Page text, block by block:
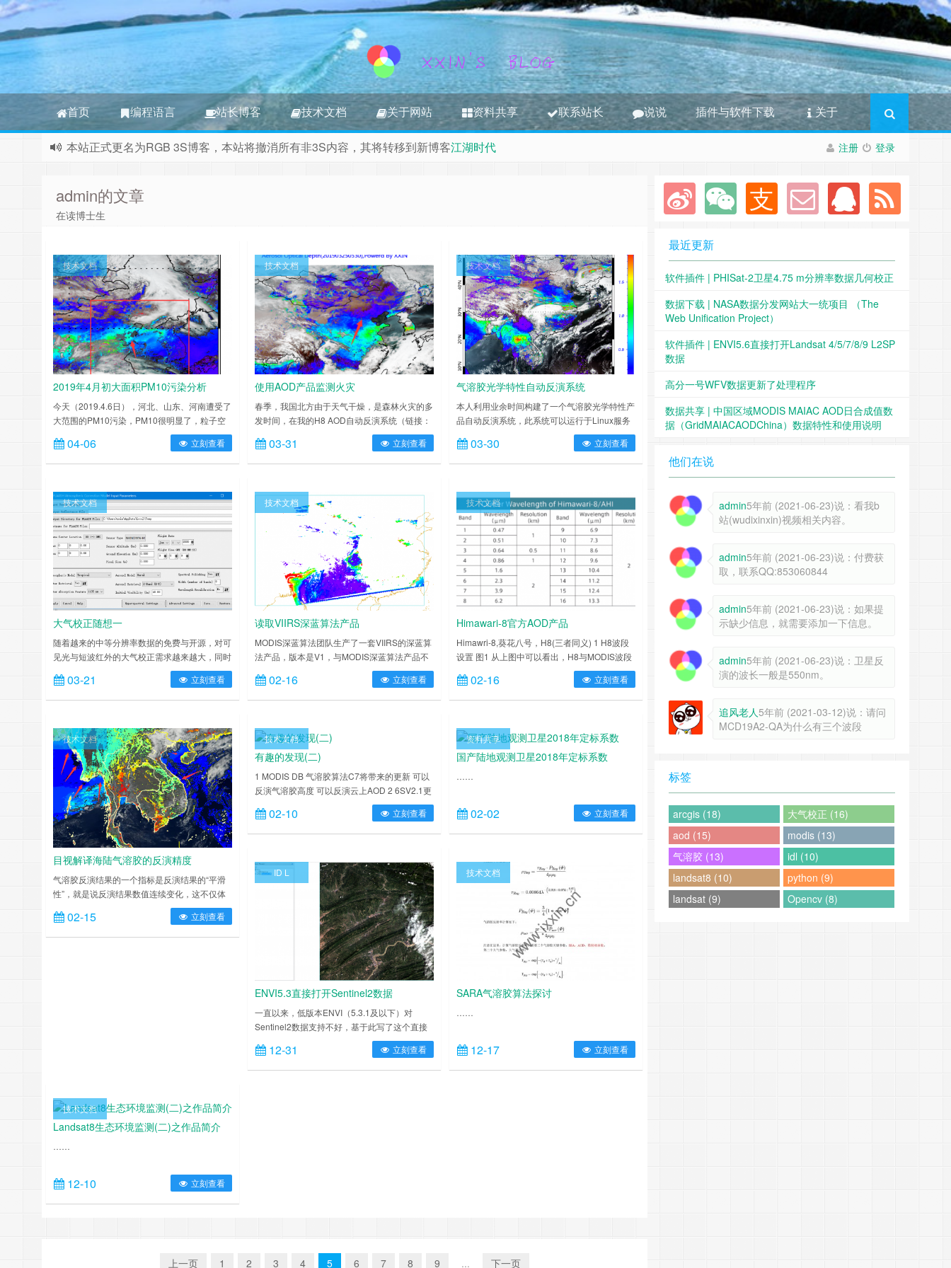
首页 编程语言 站长博客 技术文档 关于网站 资料共享 联系站长 说说 插件与软件下载 关于
注册 登录
本站正式更名为RGB 3S博客，本站将撤消所有非3S内容，其将转移到新博客江湖时代
admin的文章
在读博士生
技术文档
2019年4月初大面积PM10污染分析
今天（2019.4.6日），河北、山东、河南遭受了
大范围的PM10污染，PM10很明显了，粒子空
气动力学半径小于10um的气溶胶了，说白了就
是沙尘污染，轻则扬沙，重则沙尘暴。 晚20点
的PM10分布： 晚20点PM2.5分布： 晚20点AQI
号说起： 这次污染首先是从东北开始的我们看
PM10站点监测（上午……
04-06 立刻查看
技术文档
使用AOD产品监测火灾
春季，我国北方由于天气干燥，是森林火灾的多
发时间，在我的H8 AOD自动反演系统（链接：
https://www.ixxin.cn/2019/03/30/aopainversionsystem/）
建立之初，就成功捕捉到了多次火灾过程，下面
来看一下： 2019.3.25 河北 下午13:30 下午
03-31 立刻查看
技术文档
气溶胶光学特性自动反演系统
本人利用业余时间构建了一个气溶胶光学特性产
品自动反演系统，此系统可以运行于Linux服务
器或者Windows服务器，目前运行在阿里云主
机（Windows）上，运行稳定。目前输入数据
源是日本葵花8号（Himawari-8，H8）卫星数
SSA），后期如果风云四号（FY-4）数据源可以
稳定获取，可以添加进来。 流程图 目前……
03-30 立刻查看
技术文档
大气校正随想一
随着越来的中等分辨率数据的免费与开源，对可
见光与短波红外的大气校正需求越来越大，同时
也促进了其发展。 当前主要免费的中等分辨率
卫星数据有，Landsat系列卫星，Sentinel2系列
卫星，还有国内的高分一号WFV数据，HJ小卫
辐射性能较差。所以主要以Landsat与Sentinel2
为主。Landsat与Sent……
03-21 立刻查看
技术文档
读取VIIRS深蓝算法产品
MODIS深蓝算法团队生产了一套VIIRS的深蓝算
法产品，版本是V1，与MODIS深蓝算法产品不
同，不仅包括陆地区域，还包括海洋区域，海洋
算法称为SOAR(海洋气溶胶反演)。 写了一个读
取插件（付费，右键联系博主），可以读取数据
数，并且对原始数据做了几何校正，为了更好的
进行后续处理，按照官方7.5km分辨率，……
02-16 立刻查看
技术文档
Himawari-8官方AOD产品
Himawri-8,葵花八号，H8(三者同义) 1 H8波段
设置 图1 从上图中可以看出，H8与MODIS波段
设置相近，可以用于监测气溶胶光学厚度
(AOD,AOT) 2 JAXA官方同样出了一个官方AOD
产品，经过版本迭代，目前精度已经很高了，最
图3 注意，必须注册才能下载。 4 本人验证……
02-16 立刻查看
技术文档
目视解译海陆气溶胶的反演精度
气溶胶反演结果的一个指标是反演结果的“平滑
性”，就是说反演结果数值连续变化，这不仅体
现在陆地气溶胶反演或者海洋气溶胶反演，如果
反演两个产品，那么在海陆过渡的地方，一般来
说也是连续的，这是因为气溶胶一般具有扩散
02-15 立刻查看
技术文档
有趣的发现(二)
1 MODIS DB 气溶胶算法C7将带来的更新 可以
反演气溶胶高度 可以反演云上AOD 2 6SV2.1更
新了 3 VIIRS出了第一版DB、SOAR算法 4
MODIS DT算法C6.1(C6U)更新： 提高了在城市
地区的精度，核心就是在不同城市盖度区域重新
VLIDORT 6 Panoply作图不错 7 韩……
02-10 立刻查看
资料共享
国产陆地观测卫星2018年定标系数
……
02-02 立刻查看
ID L
ENVI5.3直接打开Sentinel2数据
一直以来，低版本ENVI（5.3.1及以下）对
Sentinel2数据支持不好，基于此写了这个直接
打开Sentinel2的工具，本工具操作简单，使用
方便，目前主要支持以下特性，直接打开10m，
20m，60m的数据，默认显示10m数据，当然数
12-31 立刻查看
技术文档
SARA气溶胶算法探讨
……
12-17 立刻查看
技术文档
Landsat8生态环境监测(二)之作品简介
……
12-10 立刻查看
上一页 1 2 3 4 5 6 7 8 9 ... 下一页
最近更新
软件插件 | PHISat-2卫星4.75 m分辨率数据几何校正
数据下载 | NASA数据分发网站大一统项目 （The
Web Unification Project）
软件插件 | ENVI5.6直接打开Landsat 4/5/7/8/9 L2SP
数据
高分一号WFV数据更新了处理程序
数据共享 | 中国区域MODIS MAIAC AOD日合成值数
据（GridMAIACAODChina）数据特性和使用说明
他们在说
admin5年前 (2021-06-23)说：看我b
站(wudixinxin)视频相关内容。
admin5年前 (2021-06-23)说：付费获
取，联系QQ:853060844
admin5年前 (2021-06-23)说：如果提
示缺少信息，就需要添加一下信息。
admin5年前 (2021-06-23)说：卫星反
演的波长一般是550nm。
追风老人5年前 (2021-03-12)说：请问
MCD19A2-QA为什么有三个波段
标签
arcgis (18)
大气校正 (16)
aod (15)
modis (13)
气溶胶 (13)
idl (10)
landsat8 (10)
python (9)
landsat (9)
Opencv (8)